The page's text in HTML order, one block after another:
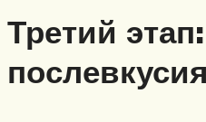
Третий
послевкусия